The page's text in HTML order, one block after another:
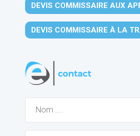
DEVIS COMMISSAIRE AUX
DEVIS COMMISSAIRE À LA